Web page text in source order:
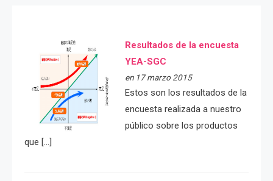
Resultados de la encuesta
YEA-SGC
en 17 marzo 2015
Estos son los resultados de la
encuesta realizada a nuestro
público sobre los productos
que […]